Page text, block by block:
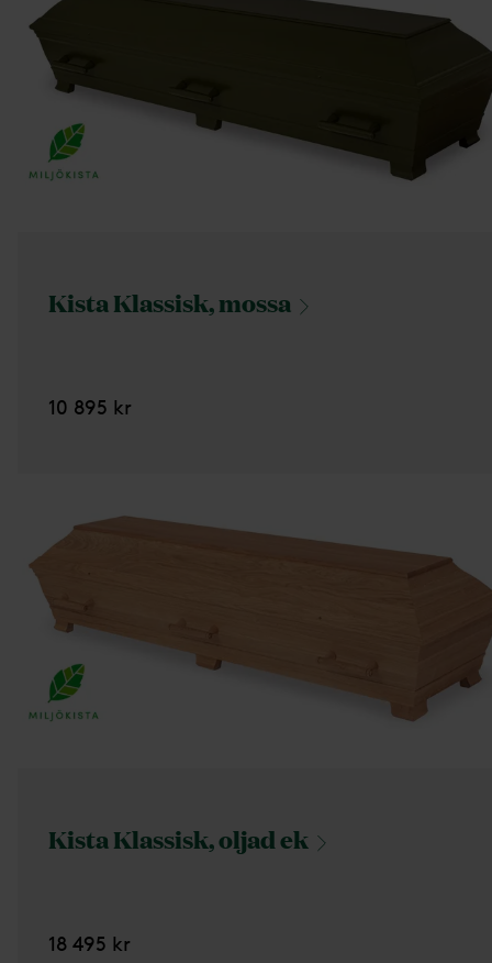
Kista Klassisk,mossa
10 895 kr
Kista Klassisk, oljadek
18 495 kr